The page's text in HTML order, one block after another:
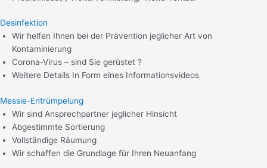
Desinfektion
Wir helfen Ihnen bei der Prävention jeglicher Art von
Kontaminierung
Corona-Virus – sind Sie gerüstet ?
Weitere Details In Form eines Informationsvideos
Messie-Entrümpelung
Wir sind Ansprechpartner jeglicher Hinsicht
Abgestimmte Sortierung
Vollständige Räumung
Wir schaffen die Grundlage für Ihren Neuanfang